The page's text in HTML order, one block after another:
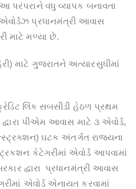
આ પરંપરાને વધુ વ્યાપક બનાવતા
એવોર્ડઝ પ્રધાનમંત્રી આવાસ
માટે મળ્યા છે.
માટે ગુજરાતને અત્યારસુધીમાં
ક્રેડિટ લિંક સબસીડી હેઠળ પ્રથમ
પીએમ આવાસ માટે ૩ એવોર્ડ,
ઘટક અંતર્ગત રાજ્યના
કેટેગરીમાં એવોર્ડ આપવામાં
દ્વારા પ્રધાનમંત્રી આવાસ
એવોર્ડ એનાયત કરવામાં